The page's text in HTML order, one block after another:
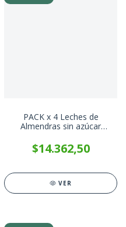
PACK x 4 Leches de
Almendras sin azúcar
$14.362,50
VER